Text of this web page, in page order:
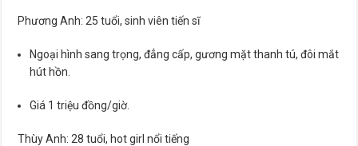
Phương Anh: 25 tuổi, sinh viên tiến sĩ
Ngoại hình sang trọng, đẳng cấp, gương mặt thanh tú, đôi mắt
hút hồn.
Giá 1 triệu đồng/giờ.
Thùy Anh: 28 tuổi, hot girl nổi tiếng